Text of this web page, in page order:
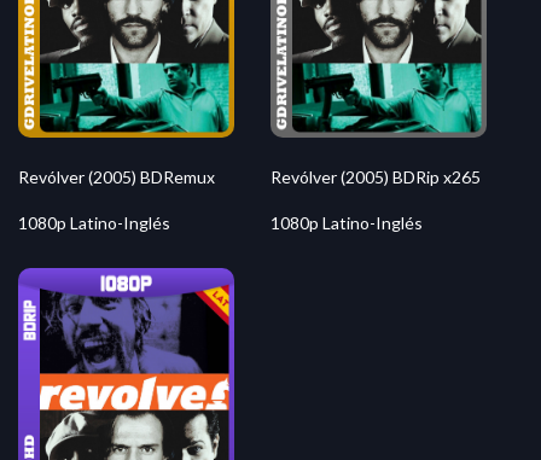
Revólver (2005) BDRemux
1080p Latino-Inglés
Revólver (2005) BDRip x265
1080p Latino-Inglés